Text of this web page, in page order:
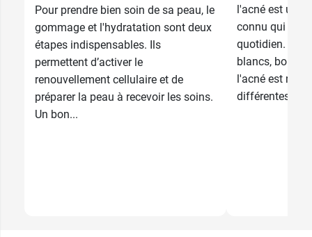
Pour prendre bien soin de sa peau, le
gommage et l'hydratation sont deux
étapes indispensables. Ils
permettent d’activer le
renouvellement cellulaire et de
préparer la peau à recevoir les soins.
Un bon...
l'acné est un
connu qui
quotidien.
blancs,
l'acné est
différentes...